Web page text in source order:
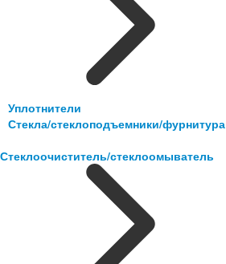
Уплотнители
Стекла/стеклоподъемники/фурнитура
Стеклоочиститель/стеклоомыватель